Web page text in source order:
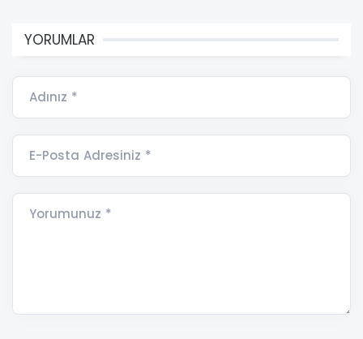
YORUMLAR
Adınız *
E-Posta Adresiniz *
Yorumunuz *